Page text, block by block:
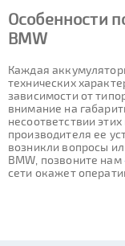
Особенности
BMW
Каждая
технических
зависимости от
внимание на
несоответствии
производителя ее
возникли вопросы
BMW, позвоните нам
сети окажет